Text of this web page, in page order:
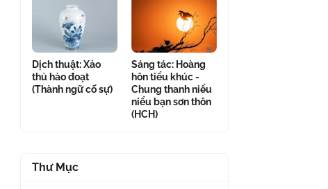
Dịch thuật: Xảo
thủ hào đoạt
(Thành ngữ cố sự)
Sáng tác: Hoàng
hôn tiểu khúc -
Chung thanh niểu
niểu bạn sơn thôn
(HCH)
Thư Mục